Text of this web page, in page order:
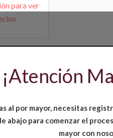
para ver
¡Atención
al por mayor, necesitas
abajo para comenzar el
mayor con